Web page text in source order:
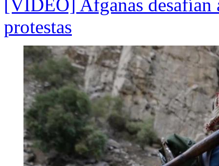
[VIDEO] Afganas desafían
protestas